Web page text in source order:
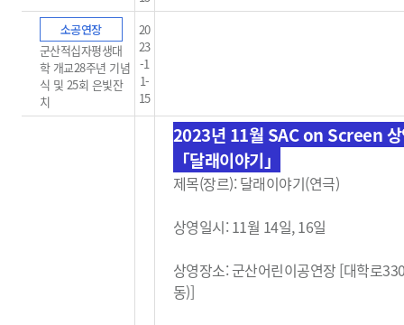
소공연장
군산적십자평생대
학 개교28주년 기념
식 및 25회 은빛잔
치
20
23
-1
1-
15
2023년 11월 SAC on Screen
「달래이야기」
제목(장르): 달래이야기(연극)
상영일시: 11월 14일, 16일
상영장소: 군산어린이공연장 [대학로
동)]